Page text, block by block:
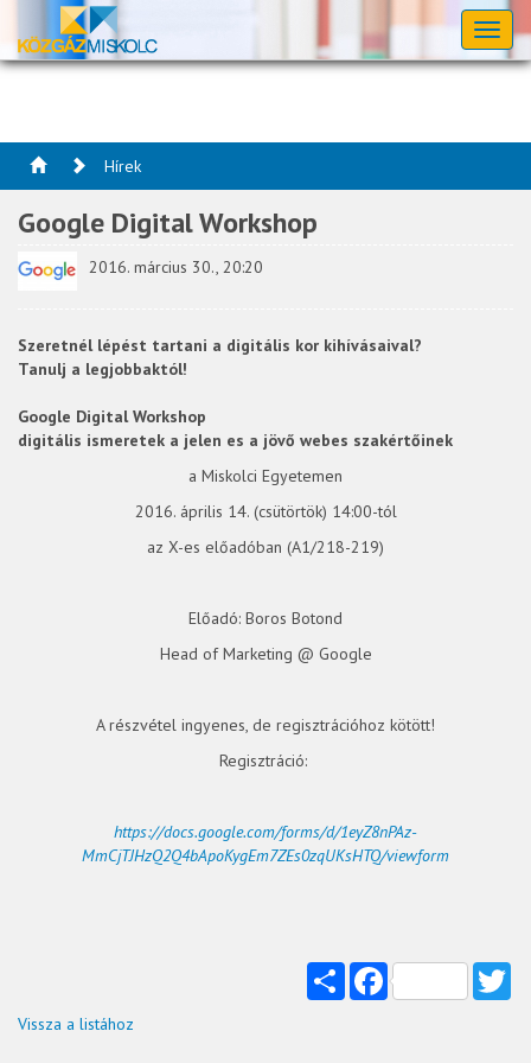
Hírek
Google Digital Workshop
2016. március 30., 20:20
Szeretnél lépést tartani a digitális kor kihívásaival?
Tanulj a legjobbaktól!
Google Digital Workshop
digitális ismeretek a jelen es a jövő webes szakértőinek
a Miskolci Egyetemen
2016. április 14. (csütörtök) 14:00-tól
az X-es előadóban (A1/218-219)
Előadó: Boros Botond
Head of Marketing @ Google
A részvétel ingyenes, de regisztrációhoz kötött!
Regisztráció:
https://docs.google.com/forms/d/1eyZ8nPAz-
MmCjTJHzQ2Q4bApoKygEm7ZEs0zqUKsHTQ/viewform
Share Facebook
Vissza a listához